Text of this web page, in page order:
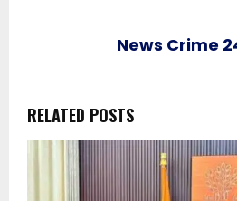
News Crime
RELATED POSTS